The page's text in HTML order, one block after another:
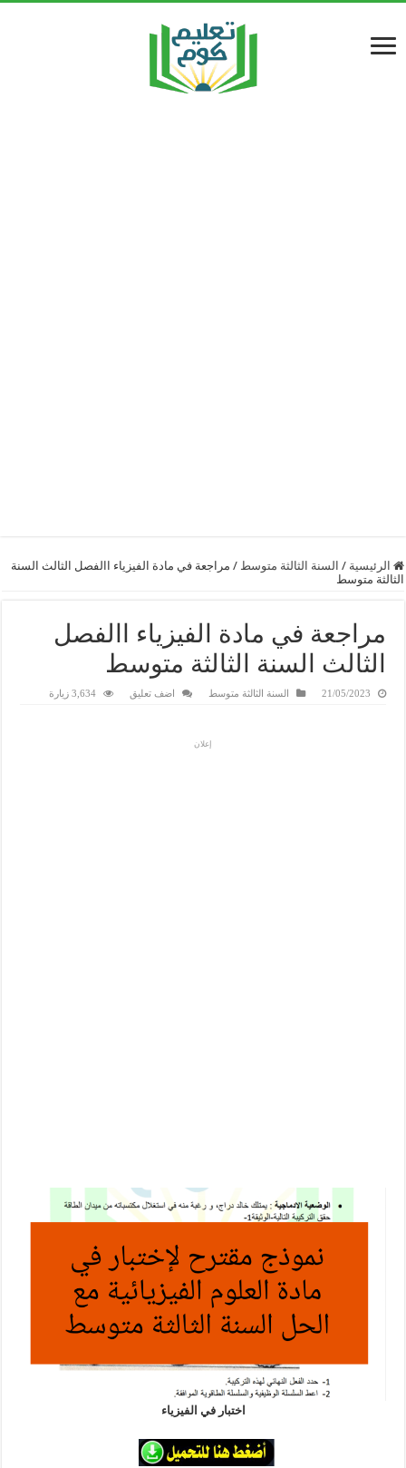
الرئيسية / السنة الثالثة متوسط / مراجعة في مادة الفيزياء االفصل الثالث السنة
الثالثة متوسط
مراجعة في مادة الفيزياء االفصل
الثالث السنة الثالثة متوسط
21/05/2023 السنة الثالثة متوسط اضف تعليق 3,634 زيارة
إعلان
اختبار في الفيزياء